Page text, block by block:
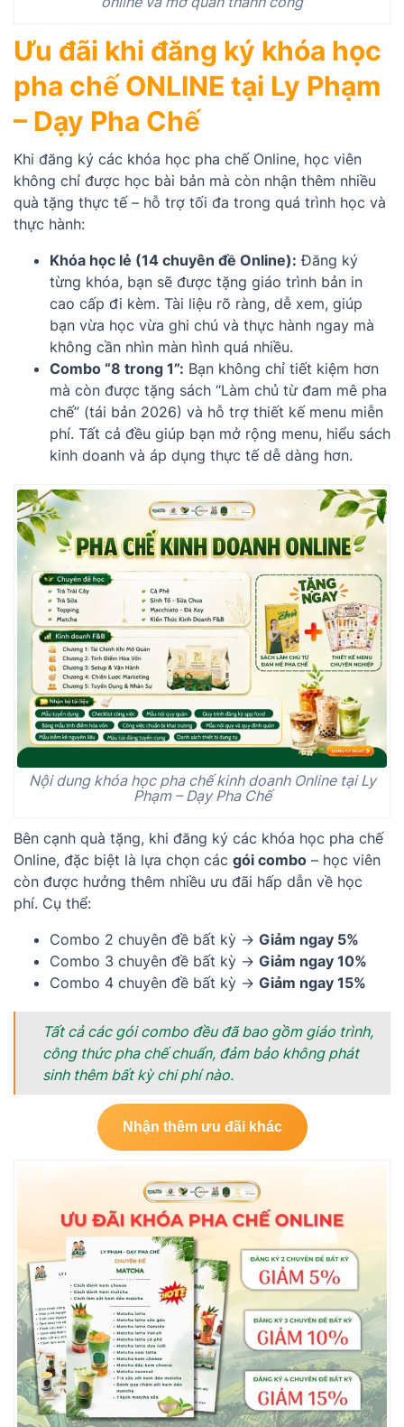
Ưu đãi khi đăng ký khóa học
pha chế ONLINE tại Ly Phạm
– Dạy Pha Chế
Khi đăng ký các khóa học pha chế Online, học viên
không chỉ được học bài bản mà còn nhận thêm nhiều
quà tặng thực tế – hỗ trợ tối đa trong quá trình học và
thực hành:
Khóa học lẻ (14 chuyên đề Online): Đăng ký
từng khóa, bạn sẽ được tặng giáo trình bản in
cao cấp đi kèm. Tài liệu rõ ràng, dễ xem, giúp
bạn vừa học vừa ghi chú và thực hành ngay mà
không cần nhìn màn hình quá nhiều.
Combo “8 trong 1”: Bạn không chỉ tiết kiệm hơn
mà còn được tặng sách “Làm chủ từ đam mê pha
chế” (tái bản 2026) và hỗ trợ thiết kế menu miễn
phí. Tất cả đều giúp bạn mở rộng menu, hiểu sách
kinh doanh và áp dụng thực tế dễ dàng hơn.
Nội dung khóa học pha chế kinh doanh Online tại Ly
Phạm – Dạy Pha Chế
Bên cạnh quà tặng, khi đăng ký các khóa học pha chế
Online, đặc biệt là lựa chọn các gói combo – học viên
còn được hưởng thêm nhiều ưu đãi hấp dẫn về học
phí. Cụ thể:
Combo 2 chuyên đề bất kỳ → Giảm ngay 5%
Combo 3 chuyên đề bất kỳ → Giảm ngay 10%
Combo 4 chuyên đề bất kỳ → Giảm ngay 15%
Tất cả các gói combo đều đã bao gồm giáo trình,
công thức pha chế chuẩn, đảm bảo không phát
sinh thêm bất kỳ chi phí nào.
Nhận thêm ưu đãi khác